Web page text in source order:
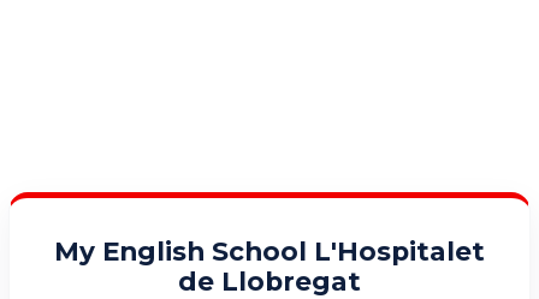
My English School L'Hospitalet
de Llobregat